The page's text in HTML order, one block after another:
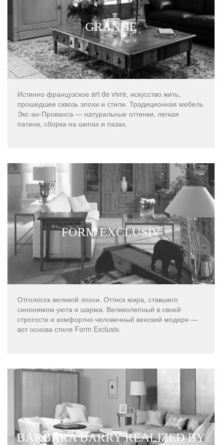
GRANGE
Истинно французское art de vivre, искусство жить,
прошедшее сквозь эпохи и стили. Традиционная мебель
Экс-ан-Прованса — натуральные оттенки, легкая
патина, сборка на шипах и пазах.
FORM EXCLUSIV
Отголосок великой эпохи. Оттиск мира, ставшего
синонимом уюта и шарма. Великолепный в своей
строгости и комфортно человечный венский модерн —
вот основа стиля Form Exclusiv.
BARBARA BARRY REALIZED BY